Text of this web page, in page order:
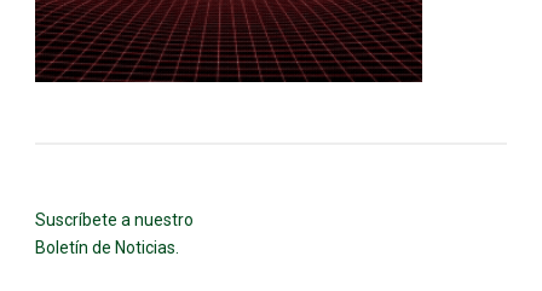
Suscríbete a nuestro
Boletín de Noticias.